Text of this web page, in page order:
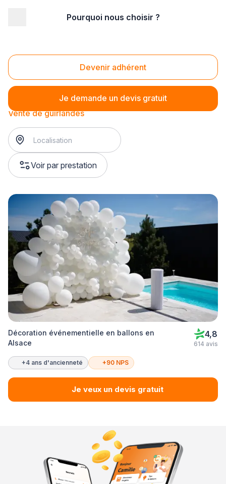
Pourquoi nous choisir ?
Devenir adhérent
Je demande un devis gratuit
Vente de guirlandes
Vente de guirlandes
Voir par prestation
Décoration événementielle en ballons en
Alsace
4,8
614 avis
+4 ans d'ancienneté +90 NPS
Je veux un devis gratuit